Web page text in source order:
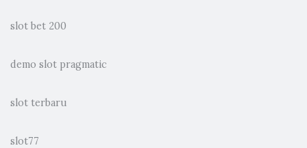
slot bet 200
demo slot pragmatic
slot terbaru
slot77